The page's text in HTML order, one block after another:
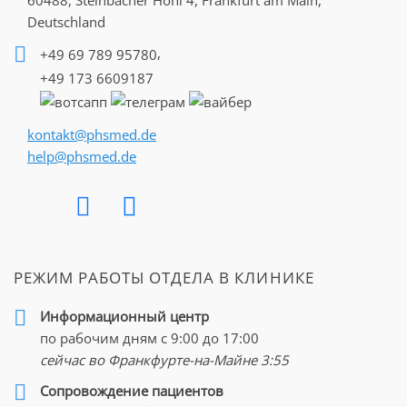
Причины и симптомы рака
щитовидной железы
К основным признакам, провоцирующим развитие у
пациента злокачественного поражения щитовидной
железы, относят:
опасным является воздействие радиации для
неблагоприятная наследственность
риска озлокачествления клеток щитовидки входят
пациенты с такими наследственными
другие;
Deutschland
+49 69 789 95780,
+49 173 6609187
kontakt@phsmed.de
help@phsmed.de
РЕЖИМ РАБОТЫ ОТДЕЛА В КЛИНИКЕ
Информационный центр
по рабочим дням с 9:00 до 17:00
сейчас во Франкфурте-на-Майне 3:55
Cопровождение пациентов